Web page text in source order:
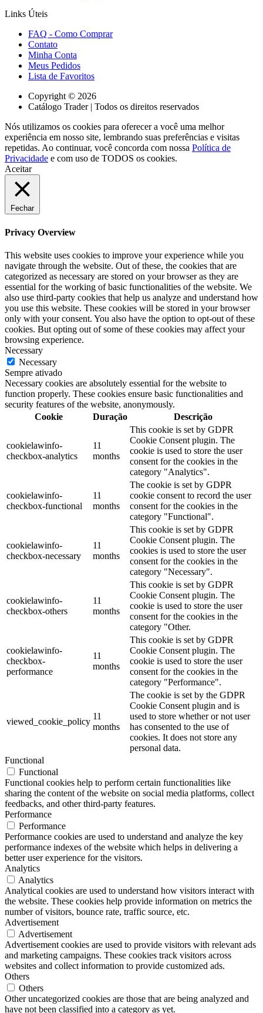
Links Úteis
FAQ - Como Comprar
Contato
Minha Conta
Meus Pedidos
Lista de Favoritos
Copyright © 2026
Catálogo Trader | Todos os direitos reservados
Nós utilizamos os cookies para oferecer a você uma melhor
experiência em nosso site, lembrando suas preferências e visitas
repetidas. Ao continuar, você concorda com nossa Política de
Privacidade e com uso de TODOS os cookies.
Aceitar
Fechar
Privacy Overview
This website uses cookies to improve your experience while you
navigate through the website. Out of these, the cookies that are
categorized as necessary are stored on your browser as they are
essential for the working of basic functionalities of the website. We
also use third-party cookies that help us analyze and understand how
you use this website. These cookies will be stored in your browser
only with your consent. You also have the option to opt-out of these
cookies. But opting out of some of these cookies may affect your
browsing experience.
Necessary
Necessary
Sempre ativado
Necessary cookies are absolutely essential for the website to
function properly. These cookies ensure basic functionalities and
security features of the website, anonymously.
Cookie
Duração Descrição
cookielawinfo-
checkbox-analytics
11
months
This cookie is set by GDPR
Cookie Consent plugin. The
cookie is used to store the user
consent for the cookies in the
category "Analytics".
cookielawinfo-
checkbox-functional
11
months
The cookie is set by GDPR
cookie consent to record the user
consent for the cookies in the
category "Functional".
cookielawinfo-
checkbox-necessary
11
months
This cookie is set by GDPR
Cookie Consent plugin. The
cookies is used to store the user
consent for the cookies in the
category "Necessary".
cookielawinfo-
checkbox-others
11
months
This cookie is set by GDPR
Cookie Consent plugin. The
cookie is used to store the user
consent for the cookies in the
category "Other.
cookielawinfo-
checkbox-
performance
11
months
This cookie is set by GDPR
Cookie Consent plugin. The
cookie is used to store the user
consent for the cookies in the
category "Performance".
viewed_cookie_policy
11
months
The cookie is set by the GDPR
Cookie Consent plugin and is
used to store whether or not user
has consented to the use of
cookies. It does not store any
personal data.
Functional
Functional
Functional cookies help to perform certain functionalities like
sharing the content of the website on social media platforms, collect
feedbacks, and other third-party features.
Performance
Performance
Performance cookies are used to understand and analyze the key
performance indexes of the website which helps in delivering a
better user experience for the visitors.
Analytics
Analytics
Analytical cookies are used to understand how visitors interact with
the website. These cookies help provide information on metrics the
number of visitors, bounce rate, traffic source, etc.
Advertisement
Advertisement
Advertisement cookies are used to provide visitors with relevant ads
and marketing campaigns. These cookies track visitors across
websites and collect information to provide customized ads.
Others
Others
Other uncategorized cookies are those that are being analyzed and
have not been classified into a category as yet.